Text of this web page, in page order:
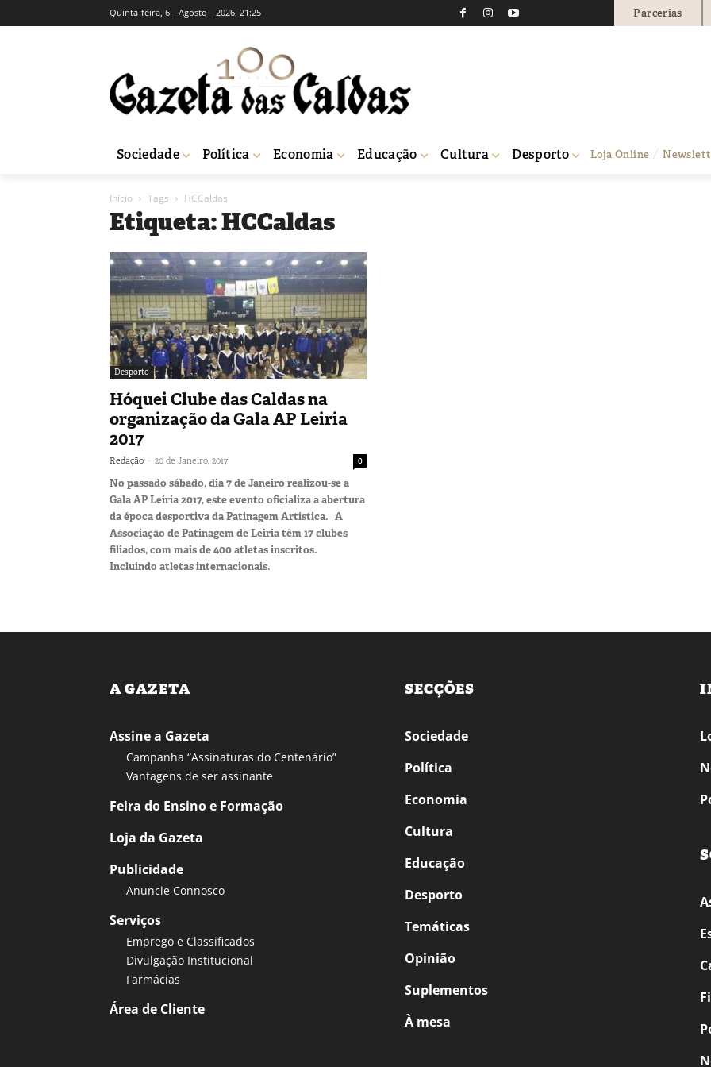
Quinta-feira, 6 _ Agosto _ 2026, 21:25 Parcerias
Sociedade Política Economia Educação Cultura Desporto Loja Online
Início Tags HCCaldas
Etiqueta: HCCaldas
Desporto
Hóquei Clube das Caldas na
organização da Gala AP Leiria
2017
Redação - 20 de Janeiro, 2017 0
No passado sábado, dia 7 de Janeiro realizou-se a
Gala AP Leiria 2017, este evento oficializa a abertura
da época desportiva da Patinagem Artística. A
Associação de Patinagem de Leiria têm 17 clubes
filiados, com mais de 400 atletas inscritos.
Incluindo atletas internacionais.
A GAZETA
Assine a Gazeta
Campanha “Assinaturas do Centenário”
Vantagens de ser assinante
Feira do Ensino e Formação
Loja da Gazeta
Publicidade
Anuncie Connosco
Serviços
Emprego e Classificados
Divulgação Institucional
Farmácias
Área de Cliente
SECÇÕES
Sociedade
Política
Economia
Cultura
Educação
Desporto
Temáticas
Opinião
Suplementos
À mesa